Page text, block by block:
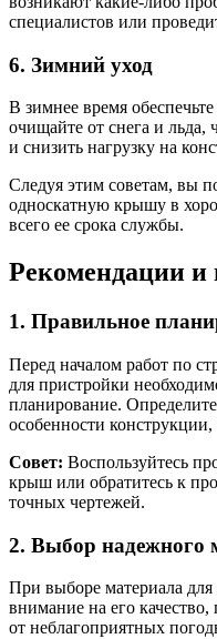
специалистов или
6. Зимний уход
В зимнее время
очищайте от снега и льда,
и снизить нагрузку на
Следуя этим советам, вы
односкатную крышу в
всего ее срока службы.
Рекомендации и
1. Правильное
Перед началом работ по
для пристройки
планирование.
особенности
Совет: Воспользуйтесь
крыш или обратитесь к
точных чертежей.
2. Выбор надежного
При выборе материала
внимание на его
от неблагоприятных